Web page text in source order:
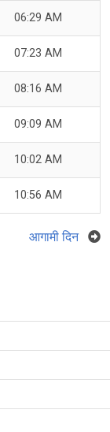
06:29 AM
07:23 AM
08:16 AM
09:09 AM
10:02 AM
10:56 AM
आगामी दिन